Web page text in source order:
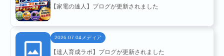
NEWS
【家電の達人】ブログが更新されました
2026.07.04 メディア
【達人育成ラボ】ブログが更新されました